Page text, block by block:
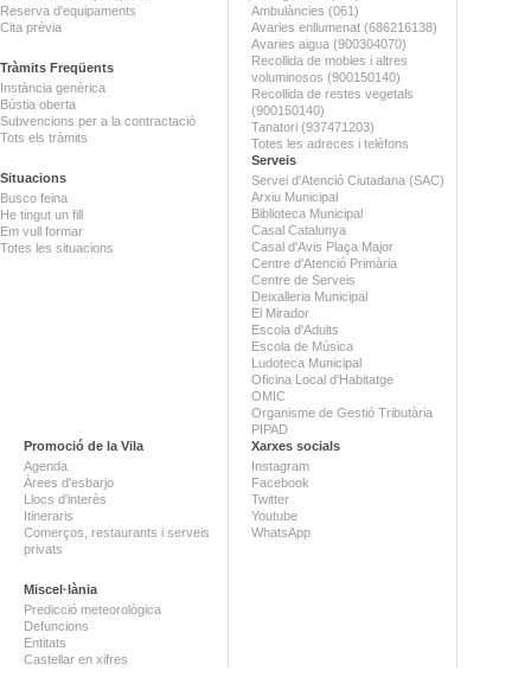
Reserva d'equipaments
Cita prèvia
Tràmits Freqüents
Instància genèrica
Bústia oberta
Subvencions per a la contractació
Tots els tràmits
Situacions
Busco feina
He tingut un fill
Em vull formar
Totes les situacions
Ambulàncies (061)
Avaries enllumenat (686216138)
Avaries aigua (900304070)
Recollida de mobles i altres
voluminosos (900150140)
Recollida de restes vegetals
(900150140)
Tanatori (937471203)
Totes les adreces i telèfons
Serveis
Servei d'Atenció Ciutadana (SAC)
Arxiu Municipal
Biblioteca Municipal
Casal Catalunya
Casal d'Avis Plaça Major
Centre d'Atenció Primària
Centre de Serveis
Deixalleria Municipal
El Mirador
Escola d'Adults
Escola de Música
Ludoteca Municipal
Oficina Local d'Habitatge
OMIC
Organisme de Gestió Tributària
PIPAD
Promoció de la Vila
Agenda
Àrees d'esbarjo
Llocs d'interès
Itineraris
Comerços, restaurants i serveis
privats
Miscel·lània
Predicció meteorològica
Defuncions
Entitats
Castellar en xifres
Xarxes socials
Instagram
Facebook
Twitter
Youtube
WhatsApp